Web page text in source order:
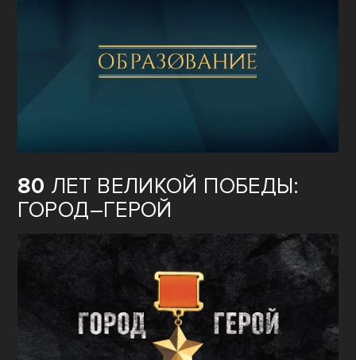
80 ЛЕТ ВЕЛИКОЙ ПОБЕДЫ:
ГОРОД–ГЕРОЙ